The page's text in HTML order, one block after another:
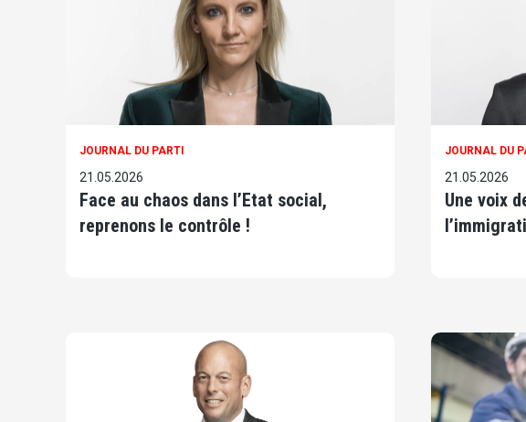
JOURNAL DU PARTI
21.05.2026
Face au chaos dans l’Etat social,
reprenons le contrôle !
JOURNAL DU
21.05.2026
Une voix